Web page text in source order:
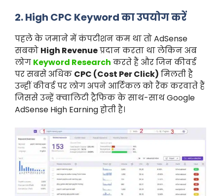
2. High CPC Keyword का उपयोग करें
पहले के जमाने में कंपटीशन कम था तो AdSense
सबको High Revenueप्रदान करता था लेकिन अब
लोग Keyword Research करते हैं और जिन कीवर्ड
पर सबसे अधिक CPC (Cost Per Click) मिलती है
उन्हीं कीवर्ड पर लोग अपने आर्टिकल को रैंक करवाते हैं
जिससे उन्हें क्वालिटी ट्रैफिक के साथ-साथ Google
AdSense High Earning होती है।